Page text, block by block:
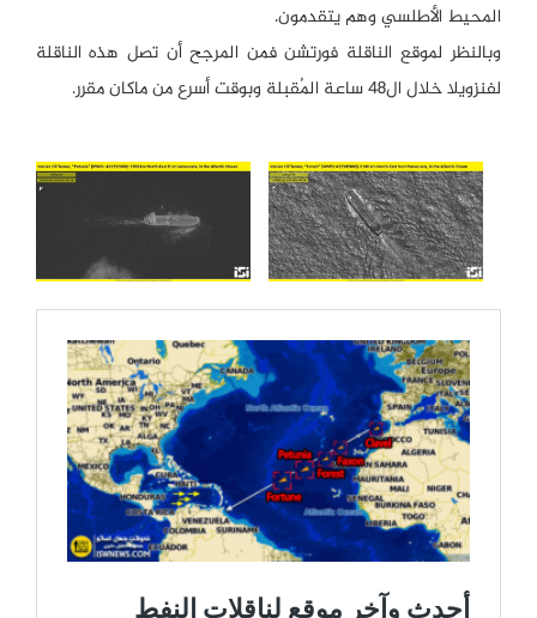
المحيط الأطلسي وهم يتقدمون.
وبالنظر لموقع الناقلة فورتشن فمن المرجح أن تصل هذه الناقلة
لفنزويلا خلال ال48 ساعة المُقبلة وبوقت أسرع من ماكان مقرر.